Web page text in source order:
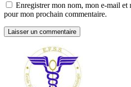
Enregistrer mon nom, mon e-mail et
pour mon prochain commentaire.